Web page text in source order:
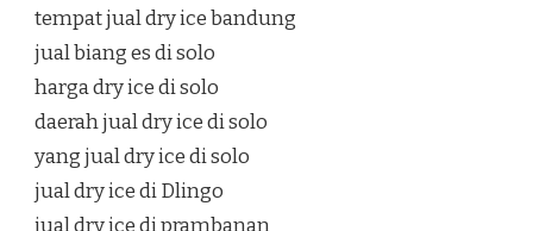
tempat jual dry ice bandung
jual biang es di solo
harga dry ice di solo
daerah jual dry ice di solo
yang jual dry ice di solo
jual dry ice di Dlingo
jual dry ice di prambanan